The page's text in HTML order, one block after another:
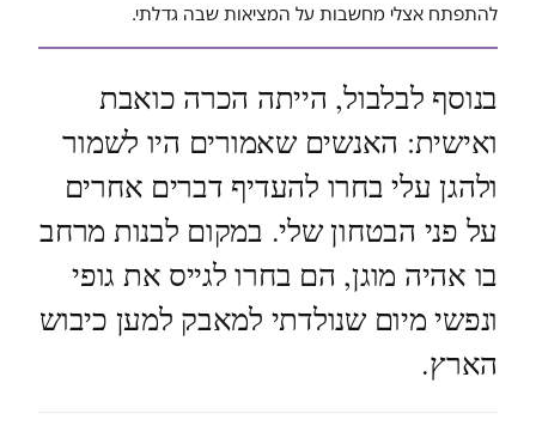
להתפתח אצלי מחשבות על המציאות שבה גדלתי.
בנוסף לבלבול, הייתה הכרה כואבת
ואישית: האנשים שאמורים היו לשמור
ולהגן עלי בחרו להעדיף דברים אחרים
על פני הבטחון שלי. במקום לבנות מרחב
בו אהיה מוגן, הם בחרו לגייס את גופי
ונפשי מיום שנולדתי למאבק למען כיבוש
הארץ.